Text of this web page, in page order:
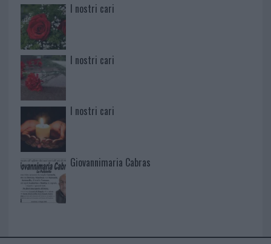
I nostri cari
I nostri cari
I nostri cari
Giovannimaria Cabras